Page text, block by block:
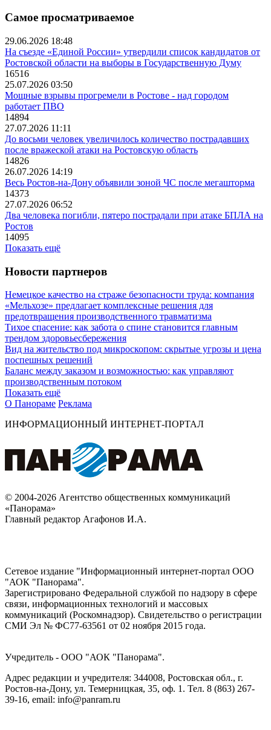
Самое просматриваемое
29.06.2026 18:48
На съезде «Единой России» утвердили список кандидатов от
Ростовской области на выборы в Государственную Думу
16516
25.07.2026 03:50
Мощные взрывы прогремели в Ростове - над городом
работает ПВО
14894
27.07.2026 11:11
До восьми человек увеличилось количество пострадавших
после вражеской атаки на Ростовскую область
14826
26.07.2026 14:19
Весь Ростов-на-Дону объявили зоной ЧС после мегашторма
14373
27.07.2026 06:52
Два человека погибли, пятеро пострадали при атаке БПЛА на
Ростов
14095
Показать ещё
Новости партнеров
Немецкое качество на страже безопасности труда: компания
«Мельхозе» предлагает комплексные решения для
предотвращения производственного травматизма
Тихое спасение: как забота о спине становится главным
трендом здоровьесбережения
Вид на жительство под микроскопом: скрытые угрозы и цена
поспешных решений
Баланс между заказом и возможностью: как управляют
производственным потоком
Показать ещё
О Панораме Реклама
ИНФОРМАЦИОННЫЙ ИНТЕРНЕТ-ПОРТАЛ
© 2004-2026 Агентство общественных коммуникаций
«Панорама»
Главный редактор Агафонов И.А.
Сетевое издание "Информационный интернет-портал ООО
"АОК "Панорама".
Зарегистрировано Федеральной службой по надзору в сфере
связи, информационных технологий и массовых
коммуникаций (Роскомнадзор). Cвидетельство о регистрации
СМИ Эл № ФС77-63561 от 02 ноября 2015 года.
Учредитель - ООО "АОК "Панорама".
Адрес редакции и учредителя: 344008, Ростовская обл., г.
Ростов-на-Дону, ул. Темерницкая, 35, оф. 1. Тел. 8 (863) 267-
39-16, email: info@panram.ru